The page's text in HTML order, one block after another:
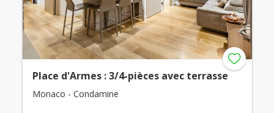
Place d'Armes : 3/4-pièces avec terrasse
Monaco - Condamine